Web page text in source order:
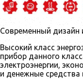
Современный дизайн
Высокий класс
прибор данного
электроэнергии,
и денежные средства